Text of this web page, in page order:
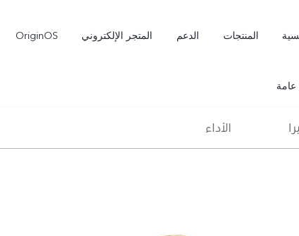
المنتجات الدعم المتجر الإلكتروني OriginOS
الأداء